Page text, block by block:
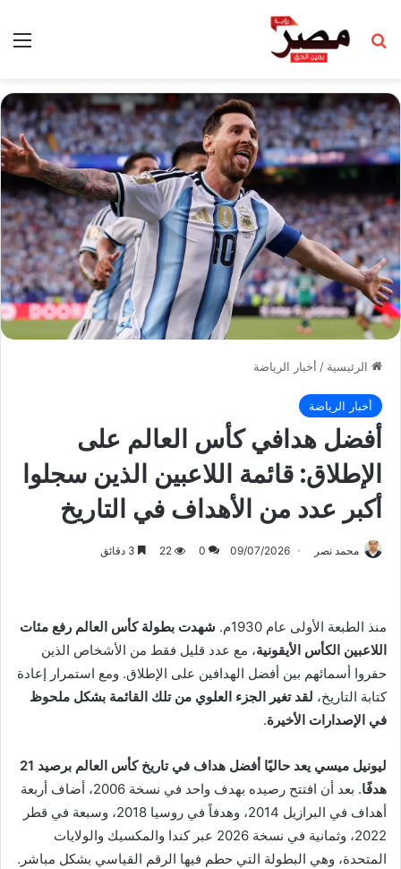
بحث عن
الرئيسية / أخبار الرياضة
أخبار الرياضة
أفضل هدافي كأس العالم على
الإطلاق: قائمة اللاعبين الذين سجلوا
أكبر عدد من الأهداف في التاريخ
محمد نصر 09/07/2026
0
22
منذ الطبعة الأولى عام 1930م.
شهدت بطولة كأس العالم رفع مئات
اللاعبين الكأس الأيقونية، مع عدد قليل فقط من الأشخاص الذين
حفروا أسمائهم بين أفضل الهدافين على الإطلاق. ومع استمرار إعادة
كتابة التاريخ، لقد تغير الجزء العلوي من تلك القائمة بشكل ملحوظ
في الإصدارات الأخيرة.
ليونيل ميسي
يعد حاليًا أفضل هداف في تاريخ كأس العالم برصيد 21
هدفًا
. بعد أن افتتح رصيده بهدف واحد في نسخة 2006، أضاف أربعة
أهداف في البرازيل 2014، وهدفاً في روسيا 2018، وسبعة في قطر
2022، وثمانية في نسخة 2026 عبر كندا والمكسيك والولايات
المتحدة، وهي البطولة التي حطم فيها الرقم القياسي بشكل مباشر.